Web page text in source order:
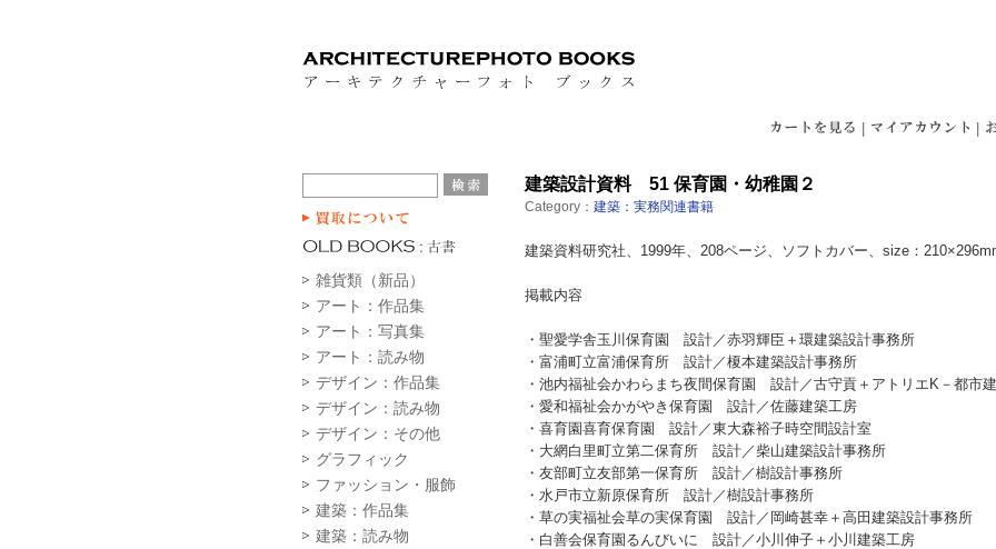
雑貨類（新品）
アート：作品集
アート：写真集
アート：読み物
デザイン：作品集
デザイン：読み物
デザイン：その他
グラフィック
ファッション・服飾
建築：作品集
建築：読み物
建築設計資料 51 保育園・幼稚園２
Category： 建築：実務関連書籍
建築資料研究社、1999年、208ページ、ソフトカバー、size：
掲載内容
・聖愛学舎玉川保育園 設計／赤羽輝臣＋環建築設計事務所
・富浦町立富浦保育所 設計／榎本建築設計事務所
・池内福祉会かわらまち夜間保育園 設計／古守貢＋アトリエK－都市
・愛和福祉会かがやき保育園 設計／佐藤建築工房
・喜育園喜育保育園 設計／東大森裕子時空間設計室
・大網白里町立第二保育所 設計／柴山建築設計事務所
・友部町立友部第一保育所 設計／樹設計事務所
・水戸市立新原保育所 設計／樹設計事務所
・草の実福祉会草の実保育園 設計／岡崎甚幸＋高田建築設計事務所
・白善会保育園るんびいに 設計／小川伸子＋小川建築工房